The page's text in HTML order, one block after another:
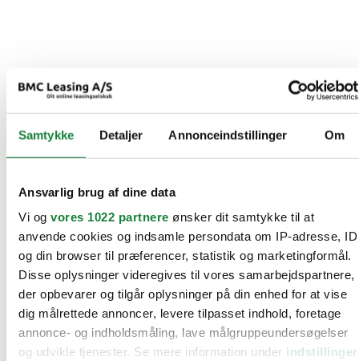
Samtykke Detaljer Annonceindstillinger Om
Ansvarlig brug af dine data
Vi og vores 1022 partnere ønsker dit samtykke til at
anvende cookies og indsamle persondata om IP-adresse, ID
og din browser til præferencer, statistik og marketingformål.
Disse oplysninger videregives til vores samarbejdspartnere,
der opbevarer og tilgår oplysninger på din enhed for at vise
dig målrettede annoncer, levere tilpasset indhold, foretage
annonce- og indholdsmåling, lave målgruppeundersøgelser
og udvikle tjenester. Se mere information under indstillinger